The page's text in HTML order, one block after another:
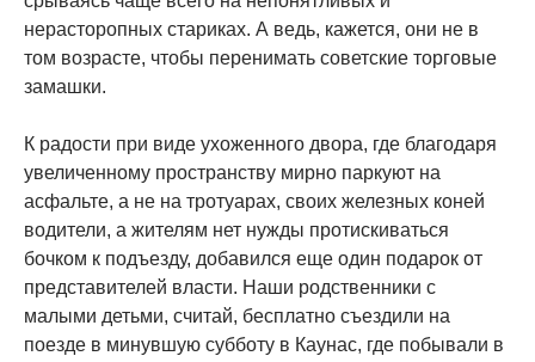
нерасторопных стариках. А ведь, кажется, они не в
том возрасте, чтобы перенимать советские торговые
замашки.
К радости при виде ухоженного двора, где благодаря
увеличенному пространству мирно паркуют на
асфальте, а не на тротуарах, своих железных коней
водители, а жителям нет нужды протискиваться
бочком к подъезду, добавился еще один подарок от
представителей власти. Наши родственники с
малыми детьми, считай, бесплатно съездили на
поезде в минувшую субботу в Каунас, где побывали в